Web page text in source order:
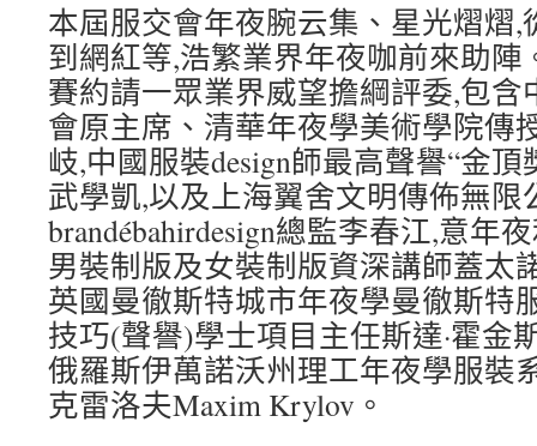
本屆服交會年夜腕云集、星光熠熠,
到網紅等,浩繁業界年夜咖前來助陣
賽約請一眾業界威望擔綱評委,包含
會原主席、清華年夜學美術學院傳
岐,中國服裝design師最高聲譽“金
武學凱,以及上海翼舍文明傳佈無限
brandébahirdesign總監李春江,意年
男裝制版及女裝制版資深講師蓋太
英國曼徹斯特城市年夜學曼徹斯特
技巧(聲譽)學士項目主任斯達·霍金
俄羅斯伊萬諾沃州理工年夜學服裝
克雷洛夫Maxim Krylov。